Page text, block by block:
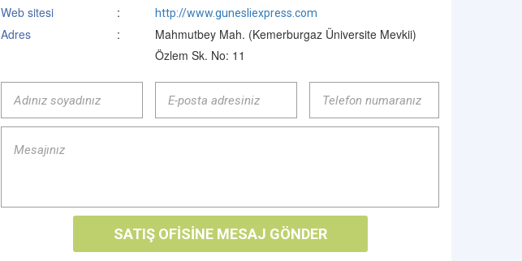
Web sitesi
: http://www.gunesliexpress.com
Adres :
Mahmutbey Mah. (Kemerburgaz Üniversite Mevkii)
Özlem Sk. No: 11